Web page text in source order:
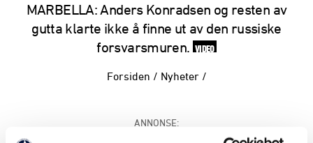
MARBELLA: Anders Konradsen og resten av
gutta klarte ikke å finne ut av den russiske
forsvarsmuren. VIDEO
Forsiden / Nyheter /
ANNONSE: